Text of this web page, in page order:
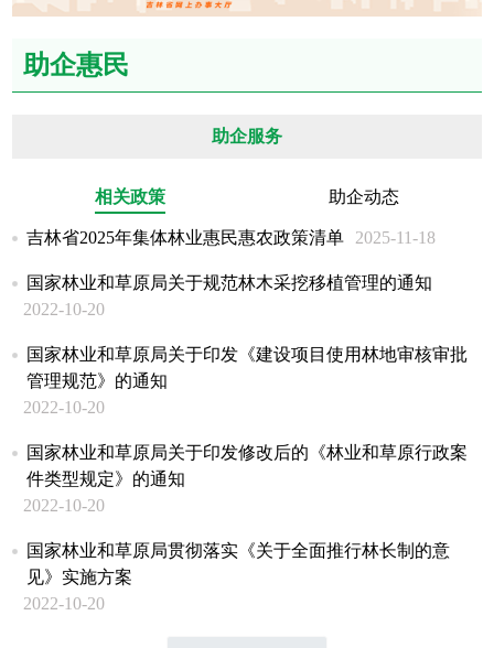
助企惠民
助企服务
相关政策 助企动态
吉林省2025年集体林业惠民惠农政策清单 2025-11-18
国家林业和草原局关于规范林木采挖移植管理的通知
2022-10-20
国家林业和草原局关于印发《建设项目使用林地审核审批
管理规范》的通知
2022-10-20
国家林业和草原局关于印发修改后的《林业和草原行政案
件类型规定》的通知
2022-10-20
国家林业和草原局贯彻落实《关于全面推行林长制的意
见》实施方案
2022-10-20